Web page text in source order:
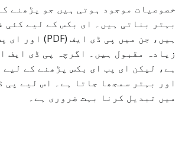
خصوصیات موجود ہوتی ہیں جو پڑھنے
بہتر بناتی ہیں۔ ای بکس کے لیے کئی
زیادہ مقبول ہیں۔ اگرچہ پی ڈی ایف
ہے، لیکن ای پب ای بکس پڑھنے کے
اور بہتر سمجھا جاتا ہے۔ اس لیے پی
میں تبدیل کرنا بہت ضروری ہے۔